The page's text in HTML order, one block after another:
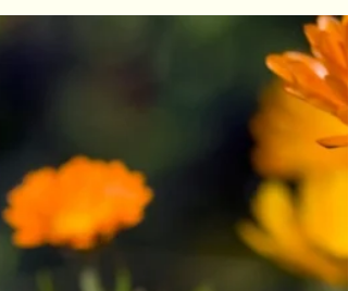
Dia Nacional da Mata Atlântica
Em 27 de maio é celebrado o Dia Nacional da
Mata Atlântica . A data foi criada em 21 de
setembro de 1999, em referência ao mesmo dia